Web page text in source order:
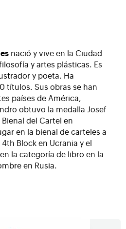
nació y vive en la Ciudad
y artes plásticas. Es
y poeta. Ha
títulos. Sus obras se han
países de América,
obtuvo la medalla Josef
Bienal del Cartel en
en la bienal de carteles a
Block en Ucrania y el
la categoría de libro en la
en Rusia.